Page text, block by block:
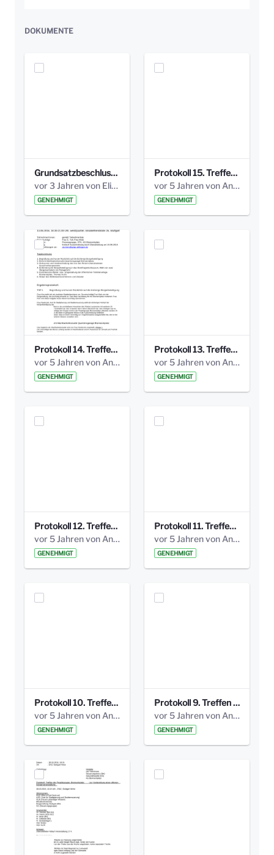
DOKUMENTE
Grundsatzbeschluss Bismarckplatz_440_2021.pdf
vor 3 Jahren von Elisa Söll
GENEHMIGT
Protokoll 15. Treffen 20161006 AG Bismarckplatz.pdf
vor 5 Jahren von Anni Schlumberger
GENEHMIGT
Protokoll 14. Treffen 20160613 AG Bismarckplatz.pdf
vor 5 Jahren von Anni Schlumberger
GENEHMIGT
Protokoll 13. Treffen 20151130 AG Bismarckplatz.pdf
vor 5 Jahren von Anni Schlumberger
GENEHMIGT
Protokoll 12. Treffen 20150921 AG Bismarckplatz.pdf
vor 5 Jahren von Anni Schlumberger
GENEHMIGT
Protokoll 11. Treffen 20150901 AG Bismarckplatz.pdf
vor 5 Jahren von Anni Schlumberger
GENEHMIGT
Protokoll 10. Treffen 20150720 AG Bismarckplatz.pdf
vor 5 Jahren von Anni Schlumberger
GENEHMIGT
Protokoll 9. Treffen 20150528 AG Bismarckplatz.pdf
vor 5 Jahren von Anni Schlumberger
GENEHMIGT